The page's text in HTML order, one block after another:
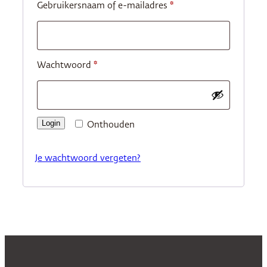
Gebruikersnaam of e-mailadres *Vereist
Wachtwoord *Vereist
Onthouden
Login
Je wachtwoord vergeten?